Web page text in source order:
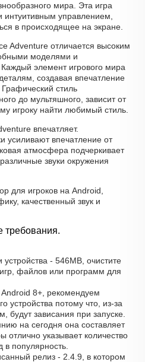
мира. Эта игра
интуитивным управлением,
в происходящее на экране.
Adventure отличается высоким
моделями и
элемент игрового мира
создавая впечатление
стиль
до мультяшного, зависит от
игроку найти любимый стиль.
впечатляет.
усиливают впечатление от
атмосфера подчеркивает
звуки окружения
для игроков на Android,
качественный звук и
требования.
- 546MB, очистите
файлов или программ для
8+, рекомендуем
устройства потому что, из-за
будут зависания при запуске.
на сегодня она составляет
отлично указывает количество
в популярность.
релиз - 2.4.9, в котором